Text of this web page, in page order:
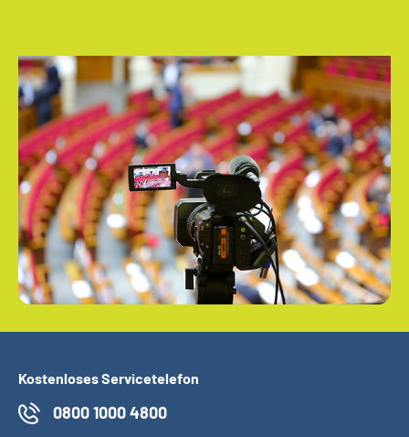
Kostenloses Servicetelefon
0800 1000 4800